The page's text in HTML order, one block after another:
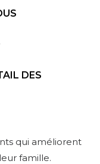
DES
qui améliorent
famille.